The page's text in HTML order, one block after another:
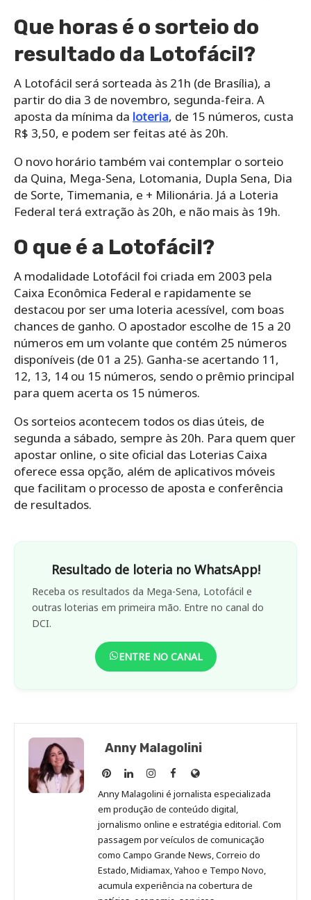
Que horas é o sorteio do
resultado da Lotofácil?
A Lotofácil será sorteada às 21h (de Brasília), a
partir do dia 3 de novembro, segunda-feira. A
aposta da mínima da loteria, de 15 números, custa
R$ 3,50, e podem ser feitas até às 20h.
O novo horário também vai contemplar o sorteio
da Quina, Mega-Sena, Lotomania, Dupla Sena, Dia
de Sorte, Timemania, e + Milionária. Já a Loteria
Federal terá extração às 20h, e não mais às 19h.
O que é a Lotofácil?
A modalidade Lotofácil foi criada em 2003 pela
Caixa Econômica Federal e rapidamente se
destacou por ser uma loteria acessível, com boas
chances de ganho. O apostador escolhe de 15 a 20
números em um volante que contém 25 números
disponíveis (de 01 a 25). Ganha-se acertando 11,
12, 13, 14 ou 15 números, sendo o prêmio principal
para quem acerta os 15 números.
Os sorteios acontecem todos os dias úteis, de
segunda a sábado, sempre às 20h. Para quem quer
apostar online, o site oficial das Loterias Caixa
oferece essa opção, além de aplicativos móveis
que facilitam o processo de aposta e conferência
de resultados.
Resultado de loteria no WhatsApp!
Receba os resultados da Mega-Sena, Lotofácil e
outras loterias em primeira mão. Entre no canal do
DCI.
ENTRE NO CANAL
Anny Malagolini
Anny
Malagolini
no
Pinterest
Anny
Malagolini
no
LinkedIn
Anny
Malagolini
no
Instagram
Anny
Malagolini
no
Facebook
Site
de
Anny
Malagolini
Anny Malagolini é jornalista especializada
em produção de conteúdo digital,
jornalismo online e estratégia editorial. Com
passagem por veículos de comunicação
como Campo Grande News, Correio do
Estado, Midiamax, Yahoo e Tempo Novo,
acumula experiência na cobertura de